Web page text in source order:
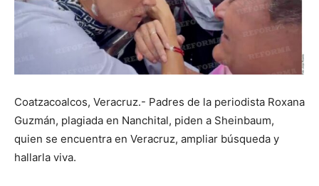
Coatzacoalcos, Veracruz.- Padres de la periodista Roxana
Guzmán, plagiada en Nanchital, piden a Sheinbaum,
quien se encuentra en Veracruz, ampliar búsqueda y
hallarla viva.